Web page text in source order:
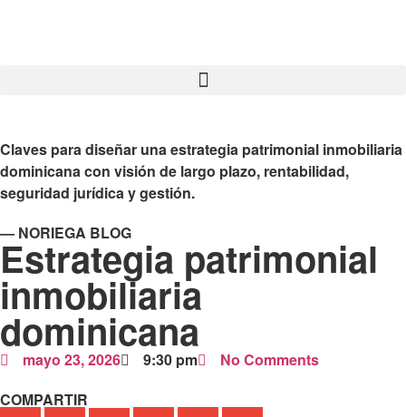
Claves para diseñar una estrategia patrimonial inmobiliaria
dominicana con visión de largo plazo, rentabilidad,
seguridad jurídica y gestión.
— NORIEGA BLOG
Estrategia patrimonial
inmobiliaria
dominicana
mayo 23, 2026 9:30 pm
No Comments
COMPARTIR